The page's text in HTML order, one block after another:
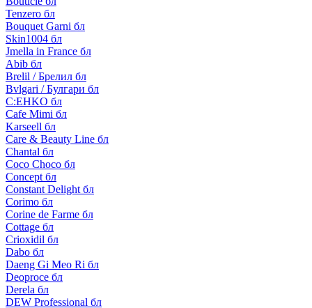
Tenzero бл
Bouquet Garni бл
Skin1004 бл
Jmella in France бл
Abib бл
Brelil / Брелил бл
Bvlgari / Булгари бл
C:EHKO бл
Cafe Mimi бл
Karseell бл
Care & Beauty Line бл
Chantal бл
Coco Choco бл
Concept бл
Constant Delight бл
Corimo бл
Corine de Farme бл
Cottage бл
Crioxidil бл
Dabo бл
Daeng Gi Meo Ri бл
Deoproce бл
Derela бл
DEW Professional бл